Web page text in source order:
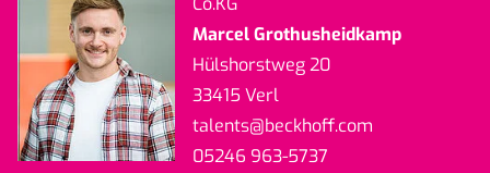
Marcel Grothusheidkamp
Hülshorstweg 20
33415 Verl
talents@beckhoff.com
05246 963-5737